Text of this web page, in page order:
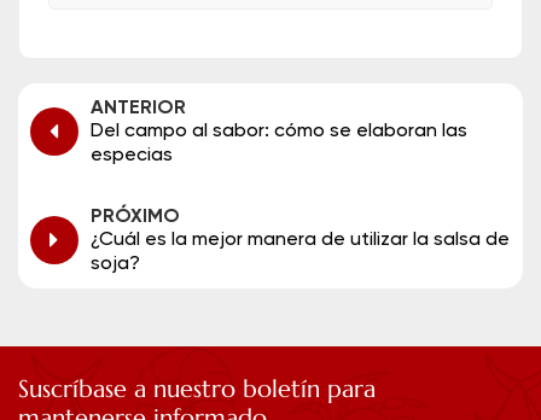
ANTERIOR
Del campo al sabor: cómo se elaboran las
especias
PRÓXIMO
¿Cuál es la mejor manera de utilizar la salsa de
soja?
Suscríbase a nuestro boletín para